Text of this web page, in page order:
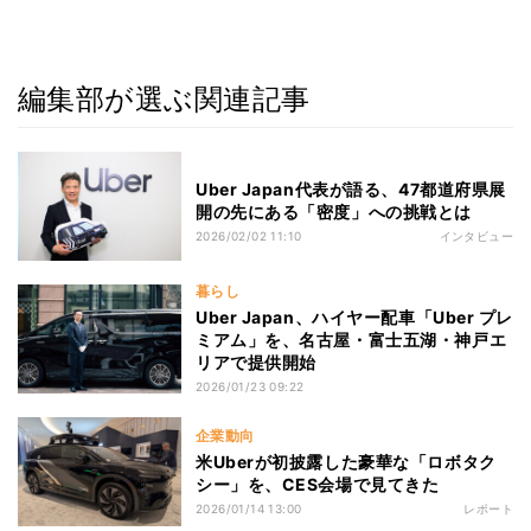
編集部が選ぶ関連記事
Uber Japan代表が語る、47都道府県展
開の先にある「密度」への挑戦とは
2026/02/02 11:10 インタビュー
暮らし
Uber Japan、ハイヤー配車「Uber プレ
ミアム」を、名古屋・富士五湖・神戸エ
リアで提供開始
2026/01/23 09:22
企業動向
米Uberが初披露した豪華な「ロボタク
シー」を、CES会場で見てきた
2026/01/14 13:00 レポート